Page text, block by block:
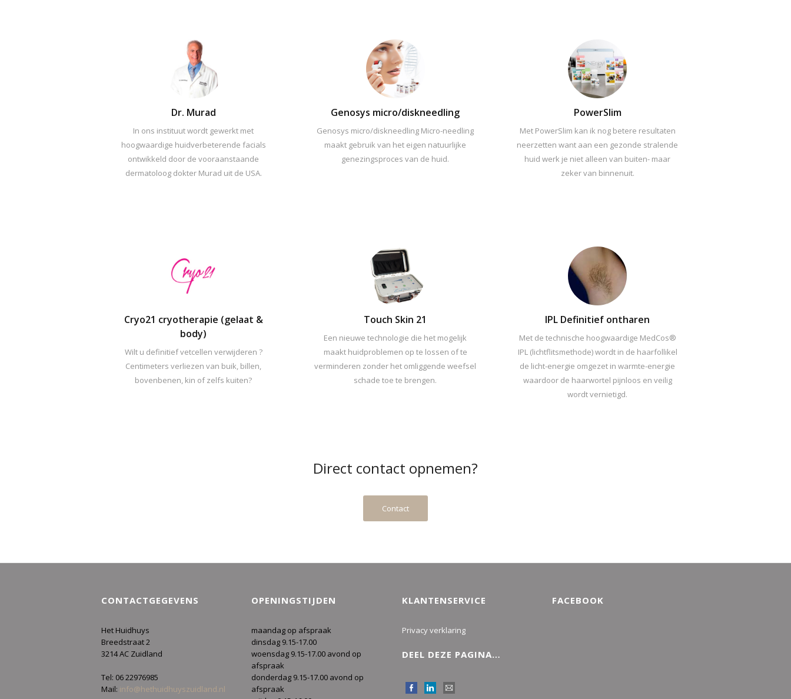
Dr. Murad
In ons instituut wordt gewerkt met
hoogwaardige huidverbeterende facials
ontwikkeld door de vooraanstaande
dermatoloog dokter Murad uit de USA.
Genosys micro/diskneedling
Genosys micro/diskneedling Micro-needling
maakt gebruik van het eigen natuurlijke
genezingsproces van de huid.
PowerSlim
Met PowerSlim kan ik nog betere resultaten
neerzetten want aan een gezonde stralende
huid werk je niet alleen van buiten- maar
zeker van binnenuit.
Cryo21 cryotherapie (gelaat &
body)
Wilt u definitief vetcellen verwijderen ?
Centimeters verliezen van buik, billen,
bovenbenen, kin of zelfs kuiten?
Touch Skin 21
Een nieuwe technologie die het mogelijk
maakt huidproblemen op te lossen of te
verminderen zonder het omliggende weefsel
schade toe te brengen.
IPL Definitief ontharen
Met de technische hoogwaardige MedCos®
IPL (lichtflitsmethode) wordt in de haarfollikel
de licht-energie omgezet in warmte-energie
waardoor de haarwortel pijnloos en veilig
wordt vernietigd.
Direct contact opnemen?
Contact
CONTACTGEGEVENS
Het Huidhuys
Breedstraat 2
3214 AC Zuidland
Tel: 06 22976985
Mail: info@hethuidhuyszuidland.nl
OPENINGSTIJDEN
maandag op afspraak
dinsdag 9.15-17.00
woensdag 9.15-17.00 avond op
afspraak
donderdag 9.15-17.00 avond op
afspraak
KLANTENSERVICE
Privacy verklaring
DEEL DEZE PAGINA…
FACEBOOK